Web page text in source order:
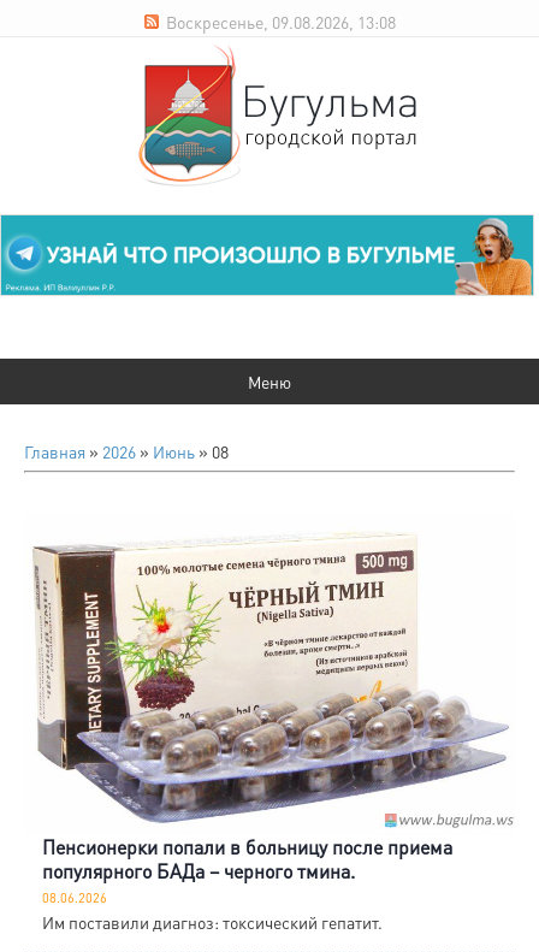
Воскресенье, 09.08.2026, 13:08
Главная » 2026 » Июнь » 08
Пенсионерки попали в больницу после приема
популярного БАДа – черного тмина.
08.06.2026
Им поставили диагноз: токсический гепатит.